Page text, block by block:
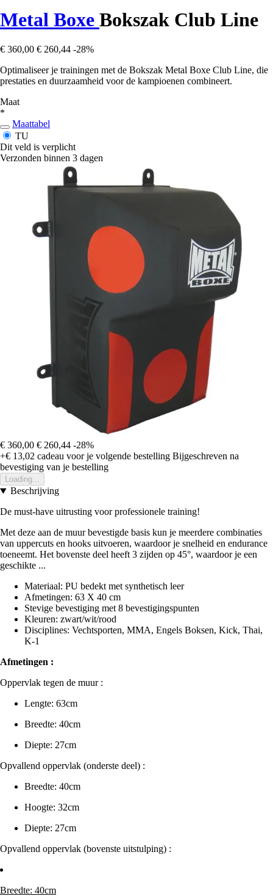
Metal Boxe Bokszak Club Line
€ 360,00 € 260,44 -28%
Optimaliseer je trainingen met de Bokszak Metal Boxe Club Line, die
prestaties en duurzaamheid voor de kampioenen combineert.
Maat
*
Maattabel
TU
Dit veld is verplicht
Verzonden binnen 3 dagen
€ 360,00 € 260,44 -28%
+€ 13,02 cadeau voor je volgende bestelling Bijgeschreven na
bevestiging van je bestelling
Loading...
Beschrijving
De must-have uitrusting voor professionele training!
Met deze aan de muur bevestigde basis kun je meerdere combinaties
van uppercuts en hooks uitvoeren, waardoor je snelheid en endurance
toeneemt. Het bovenste deel heeft 3 zijden op 45°, waardoor je een
geschikte ...
Materiaal: PU bedekt met synthetisch leer
Afmetingen: 63 X 40 cm
Stevige bevestiging met 8 bevestigingspunten
Kleuren: zwart/wit/rood
Disciplines: Vechtsporten, MMA, Engels Boksen, Kick, Thai,
K-1
Afmetingen :
Oppervlak tegen de muur :
Lengte: 63cm
Breedte: 40cm
Diepte: 27cm
Opvallend oppervlak (onderste deel) :
Breedte: 40cm
Hoogte: 32cm
Diepte: 27cm
Opvallend oppervlak (bovenste uitstulping) :
Breedte: 40cm